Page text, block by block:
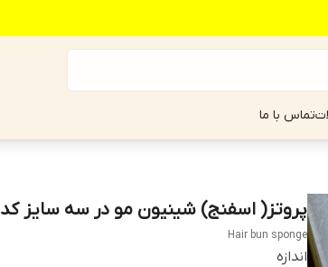
تماس با ما
پروتز( اسفنج) شینیون مو در سه سایز کد n54
Hair bun sponge
اندازه